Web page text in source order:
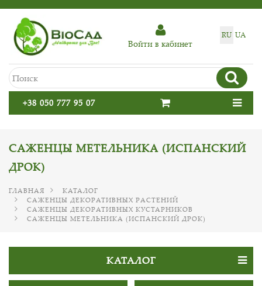
RU UA
Войти в кабинет
+38 050 777 95 07
САЖЕНЦЫ МЕТЕЛЬНИКА (ИСПАНСКИЙ
ДРОК)
ГЛАВНАЯ
КАТАЛОГ
САЖЕНЦЫ ДЕКОРАТИВНЫХ РАСТЕНИЙ
САЖЕНЦЫ ДЕКОРАТИВНЫХ КУСТАРНИКОВ
САЖЕНЦЫ МЕТЕЛЬНИКА (ИСПАНСКИЙ ДРОК)
КАТАЛОГ